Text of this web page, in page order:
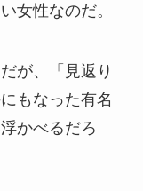
女性なのだ。
が、「見返り
もなった有名
かべるだろ